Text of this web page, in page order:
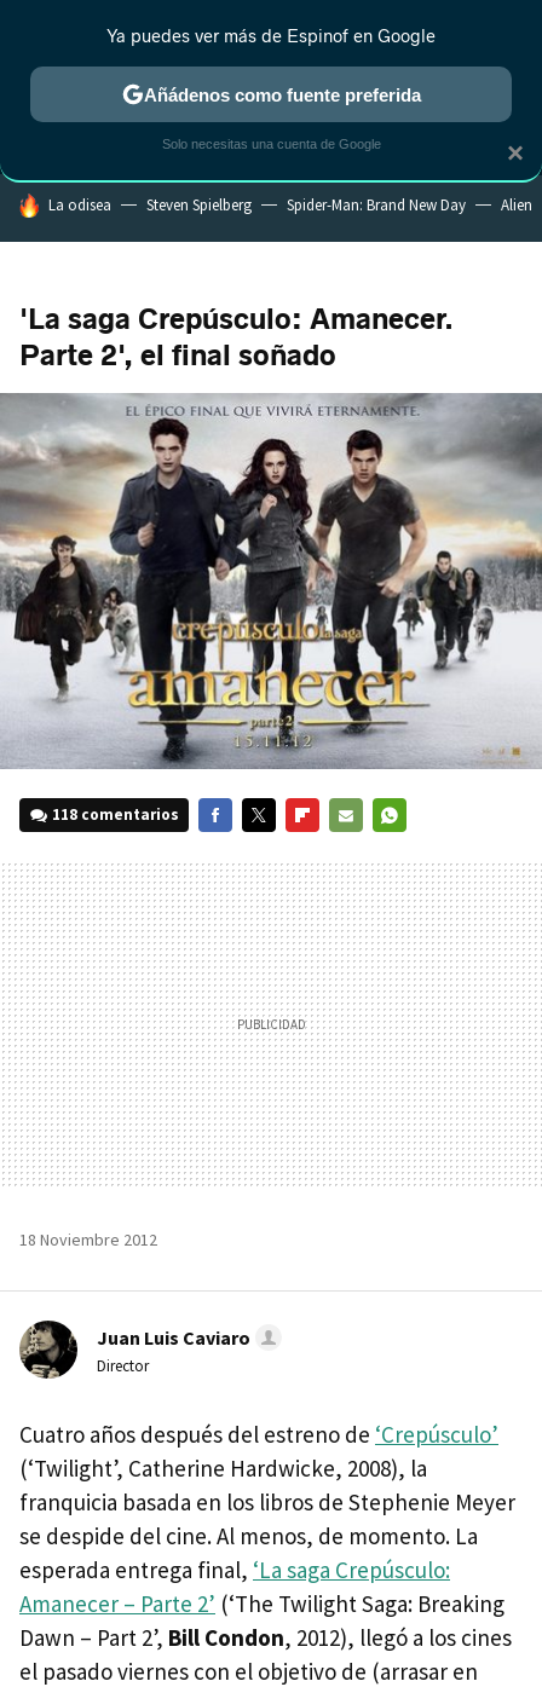
MENÚ NUEVO
ESTRENOS REALITY ANIME RANKINGS CINE
HOY SE HABLA DE
La odisea Steven Spielberg Spider-Man: Brand New Day Alien
'La saga Crepúsculo: Amanecer.
Parte 2', el final soñado
118 comentarios
MAIL
18 Noviembre 2012
Juan Luis Caviaro
Director
Cuatro años después del estreno de ‘Crepúsculo’
(‘Twilight’, Catherine Hardwicke, 2008), la
franquicia basada en los libros de Stephenie Meyer
se despide del cine. Al menos, de momento. La
esperada entrega final, ‘La saga Crepúsculo:
Amanecer – Parte 2’ (‘The Twilight Saga: Breaking
Dawn – Part 2’, Bill Condon, 2012), llegó a los cines
el pasado viernes con el objetivo de (arrasar en
×
Ya puedes ver más de Espinof en Google
Añádenos como fuente preferida
Solo necesitas una cuenta de Google